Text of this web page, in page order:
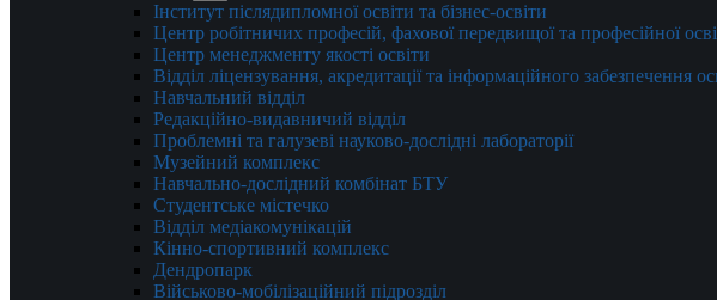
Інститут післядипломної освіти та бізнес-освіти
Центр робітничих професій, фахової передвищої та професійної
Центр менеджменту якості освіти
Відділ ліцензування, акредитації та інформаційного забезпечення
Навчальний відділ
Редакційно-видавничий відділ
Проблемні та галузеві науково-дослідні лабораторії
Музейний комплекс
Навчально-дослідний комбінат БТУ
Студентське містечко
Відділ медіакомунікацій
Кінно-спортивний комплекс
Дендропарк
Військово-мобілізаційний підрозділ